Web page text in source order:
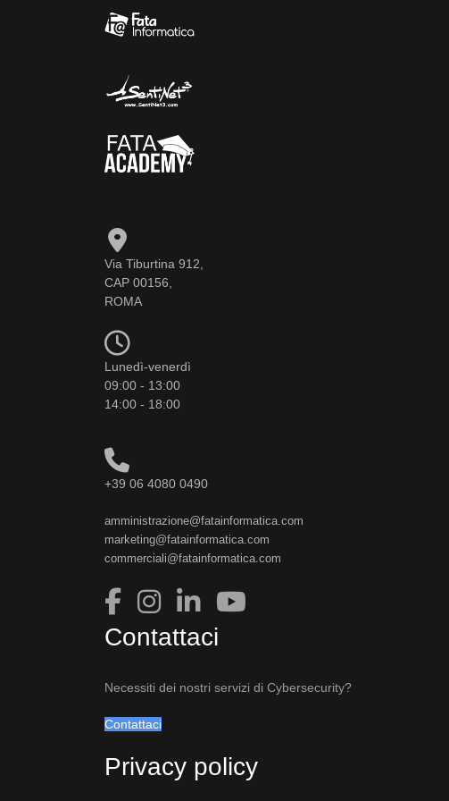
Via Tiburtina 912,
CAP 00156,
ROMA
Lunedì-venerdì
09:00 - 13:00
14:00 - 18:00
+39 06 4080 0490
amministrazione@fatainformatica.com
marketing@fatainformatica.com
commerciali@fatainformatica.com
Contattaci
Necessiti dei nostri servizi di Cybersecurity?
Contattaci
Privacy policy